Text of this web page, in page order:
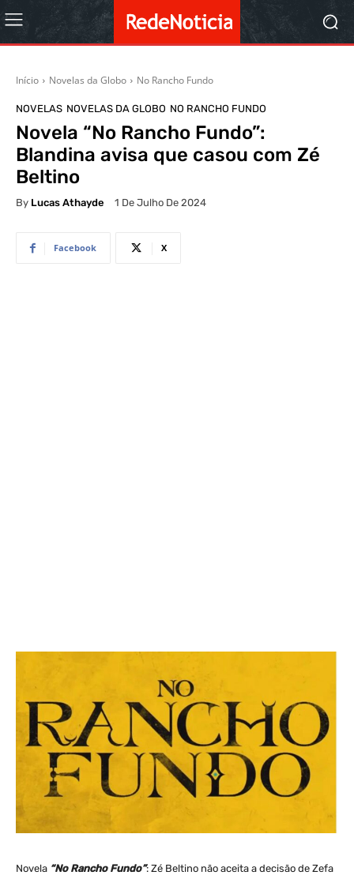
Início Novelas da Globo No Rancho Fundo
NOVELAS NOVELAS DA GLOBO NO RANCHO FUNDO
Novela “No Rancho Fundo”:
Blandina avisa que casou com Zé
Beltino
By Lucas Athayde 1 De Julho De 2024
Facebook X
Novela “No Rancho Fundo”: Zé Beltino não aceita a decisão de Zefa